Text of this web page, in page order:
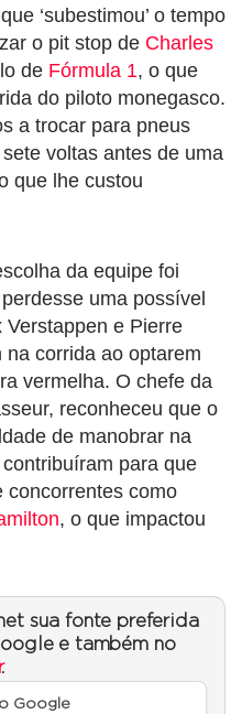
‘subestimou’ o tempo
o pit stop de Charles
de Fórmula 1, o que
do piloto monegasco.
a trocar para pneus
voltas antes de uma
que lhe custou
da equipe foi
uma possível
e Pierre
corrida ao optarem
vermelha. O chefe da
reconheceu que o
de manobrar na
para que
concorrentes como
, o que impactou
sua fonte preferida
e também no
.
Google